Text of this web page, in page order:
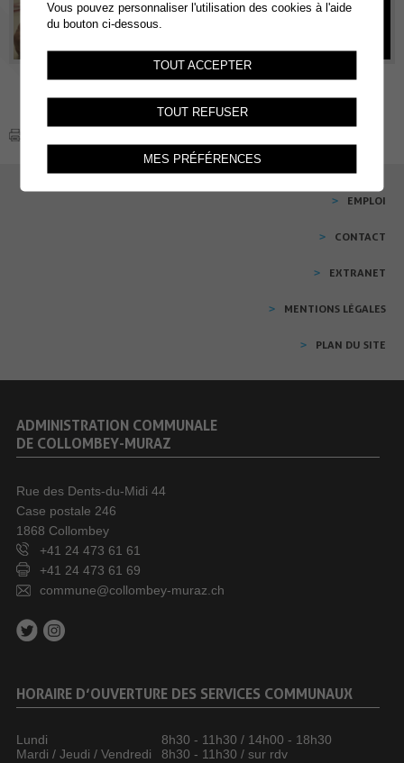
EMPLOI
CONTACT
EXTRANET
MENTIONS LÉGALES
PLAN DU SITE
ADMINISTRATION COMMUNALE
DE COLLOMBEY-MURAZ
Rue des Dents-du-Midi 44
Case postale 246
1868 Collombey
+41 24 473 61 61
+41 24 473 61 69
commune@collombey-muraz.ch
HORAIRE D’OUVERTURE DES SERVICES COMMUNAUX
Lundi
8h30 - 11h30 / 14h00 - 18h30
Mardi / Jeudi / Vendredi
8h30 - 11h30 / sur rdv
Vous pouvez personnaliser l'utilisation des cookies à l'aide
du bouton ci-dessous.
TOUT ACCEPTER
TOUT REFUSER
MES PRÉFÉRENCES